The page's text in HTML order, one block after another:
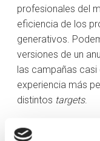
profesionales del
eficiencia de los
generativos.
versiones de un
las campañas casi
experiencia más
distintos targets.